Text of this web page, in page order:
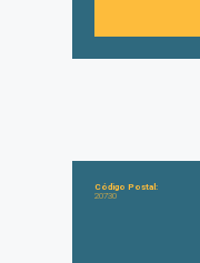
Código Postal:
20730